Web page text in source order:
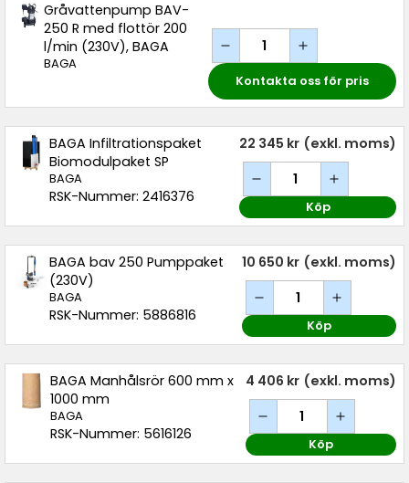
Gråvattenpump BAV-
250 R med flottör 200
l/min (230V), BAGA
BAGA
Kontakta oss för pris
BAGA Infiltrationspaket
Biomodulpaket SP
BAGA
RSK-Nummer: 2416376
22 345 kr (exkl. moms)
Köp
BAGA bav 250 Pumppaket
(230V)
BAGA
RSK-Nummer: 5886816
10 650 kr (exkl. moms)
Köp
BAGA Manhålsrör 600 mm x
1000 mm
BAGA
RSK-Nummer: 5616126
4 406 kr (exkl. moms)
Köp